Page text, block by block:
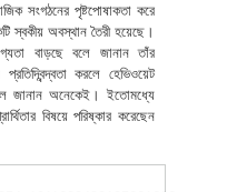
সংগঠনের পৃষ্টপোষাকতা করে
অবস্থান তৈরী হয়েছে।
বাড়ছে বলে জানান তাঁর
করলে হেভিওয়েট
জানান অনেকেই। ইতোমধ্যে
বিষয়ে পরিষ্কার করেছেন